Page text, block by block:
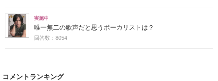
実施中
唯一無二の歌声だと思うボーカリストは？
回答数：8054
コメントランキング